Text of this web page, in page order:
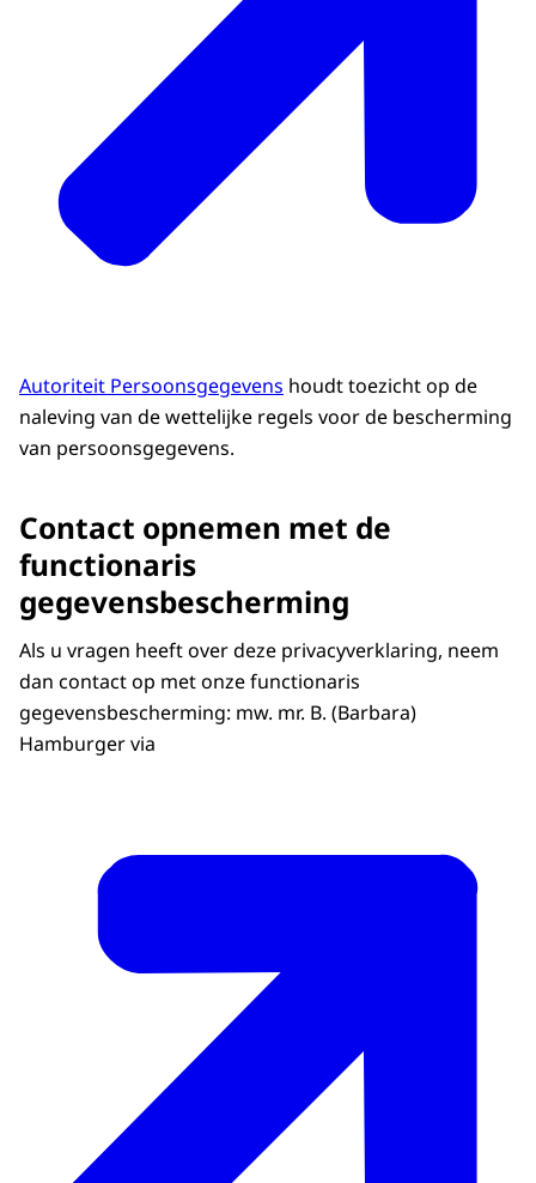
Autoriteit Persoonsgegevens houdt toezicht op de
naleving van de wettelijke regels voor de bescherming
van persoonsgegevens.
Contact opnemen met de
functionaris
gegevensbescherming
Als u vragen heeft over deze privacyverklaring, neem
dan contact op met onze functionaris
gegevensbescherming: mw. mr. B. (Barbara)
Hamburger via